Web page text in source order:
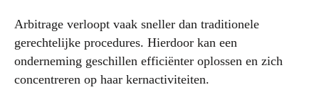
Arbitrage verloopt vaak sneller dan traditionele
gerechtelijke procedures. Hierdoor kan een
onderneming geschillen efficiënter oplossen en zich
concentreren op haar kernactiviteiten.